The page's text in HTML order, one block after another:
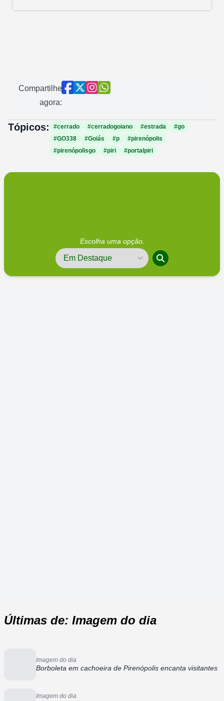
Compartilhe
agora:
Tópicos: #cerrado #cerradogoiano #estrada
#go
#GO338
#Goiás #p
#pirenópolis
#pirenópolisgo
#piri #portalpiri
Escolha uma opção.
Últimas de: Imagem do dia
Imagem do dia
Borboleta em cachoeira de Pirenópolis encanta visitantes
Imagem do dia